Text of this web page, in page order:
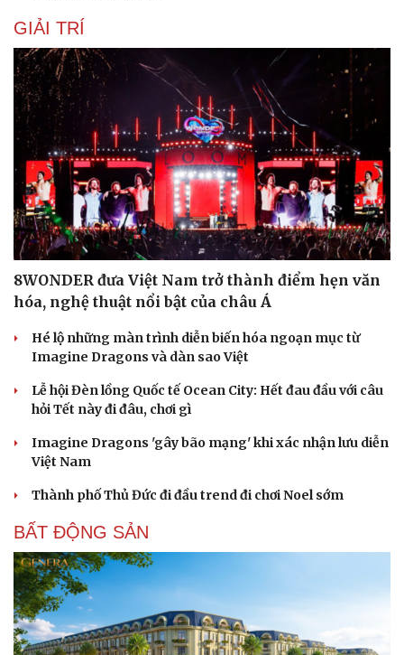
Du lịch
Tư vấn
Săn Tour
check-in
Podcast
Câu chuyện thời sự
Đọc truyện đêm khuya
Cửa sổ tình yêu
Kể chuyện cho bé
GIẢI TRÍ
8WONDER đưa Việt Nam trở thành điểm hẹn văn
hóa, nghệ thuật nổi bật của châu Á
Hé lộ những màn trình diễn biến hóa ngoạn mục từ
Imagine Dragons và dàn sao Việt
Lễ hội Đèn lồng Quốc tế Ocean City: Hết đau đầu với câu
hỏi Tết này đi đâu, chơi gì
Imagine Dragons 'gây bão mạng' khi xác nhận lưu diễn
Việt Nam
Thành phố Thủ Đức đi đầu trend đi chơi Noel sớm
BẤT ĐỘNG SẢN